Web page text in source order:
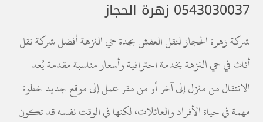
0543030037 زهرة الحجاز
شركة زهرة الحجاز لنقل العفش بجدة حي النزهة أفضل شركة نقل
أثاث في حي النزهة بخدمة احترافية وأسعار مناسبة مقدمة يُعد
الانتقال من منزل إلى آخر أو من مقر عمل إلى موقع جديد خطوة
مهمة في حياة الأفراد والعائلات، لكنها في الوقت نفسه قد تكون